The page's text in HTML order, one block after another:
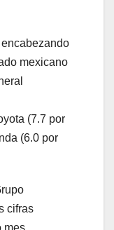
mexicano
(7.7 por
(6.0 por
cifras
mes